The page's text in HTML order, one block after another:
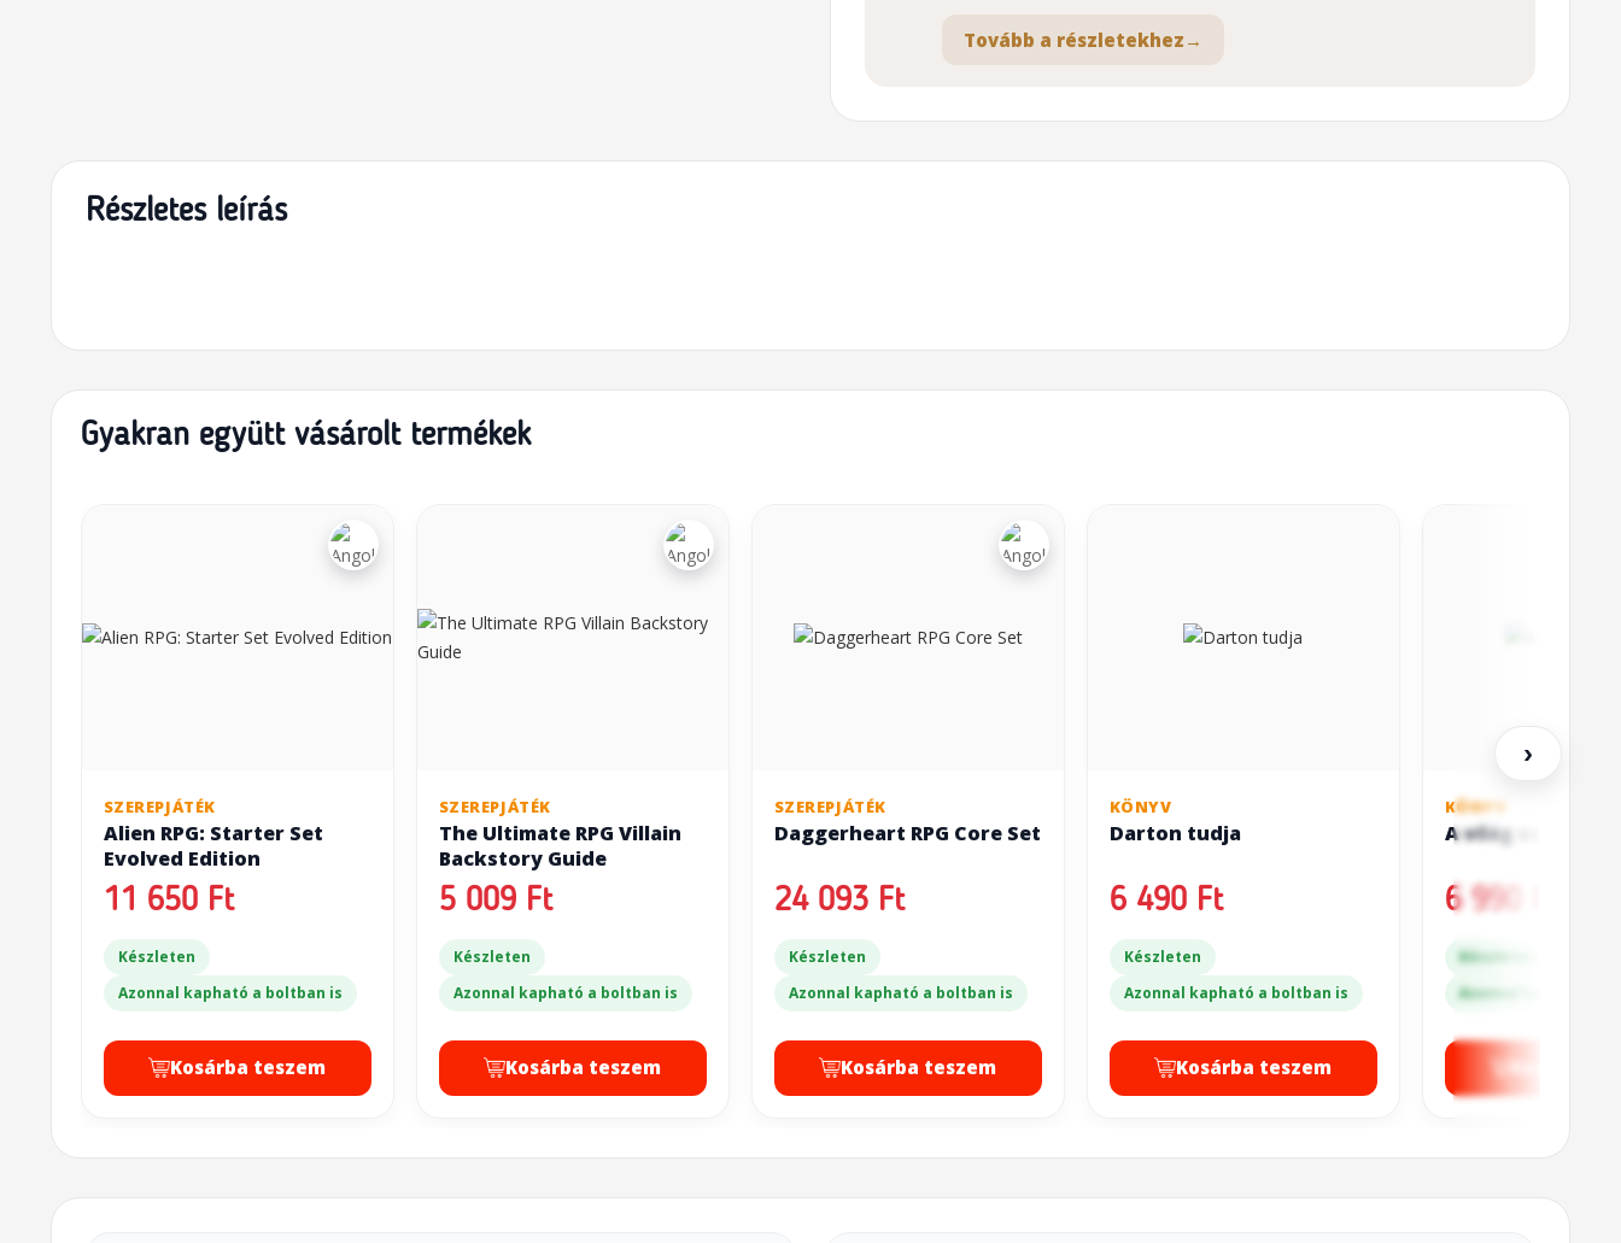
Tovább a részletekhez →
Részletes leírás
Gyakran együtt vásárolt termékek
SZEREPJÁTÉK
Alien RPG: Starter Set
Evolved Edition
11 650 Ft
Készleten
Azonnal kapható a boltban is
Kosárba teszem
SZEREPJÁTÉK
The Ultimate RPG Villain
Backstory Guide
5 009 Ft
Készleten
Azonnal kapható a boltban is
Kosárba teszem
SZEREPJÁTÉK
Daggerheart RPG Core Set
24 093 Ft
Készleten
Azonnal kapható a boltban is
Kosárba teszem
KÖNYV
Darton tudja
6 490 Ft
Készleten
Azonnal kapható a boltban is
Kosárba teszem
KÖNYV
A világ szeme II.
6 990 Ft
Készleten
Azonnal kapható a
›